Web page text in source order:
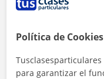
Política de Cookies
para garantizar el